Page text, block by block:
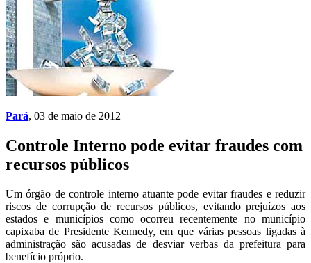
Pará, 03 de maio de 2012
Controle Interno pode evitar fraudes com
recursos públicos
Um órgão de controle interno atuante pode evitar fraudes e reduzir
riscos de corrupção de recursos públicos, evitando prejuízos aos
estados e municípios como ocorreu recentemente no município
capixaba de Presidente Kennedy, em que várias pessoas ligadas à
administração são acusadas de desviar verbas da prefeitura para
benefício próprio.